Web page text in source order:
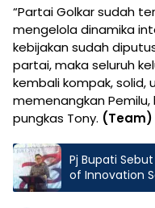
“Partai Golkar sudah
mengelola dinamika
kebijakan sudah
partai, maka seluruh
kembali kompak,
memenangkan Pemilu,
pungkas Tony. (Team)
Pj Bupati
of Innovation